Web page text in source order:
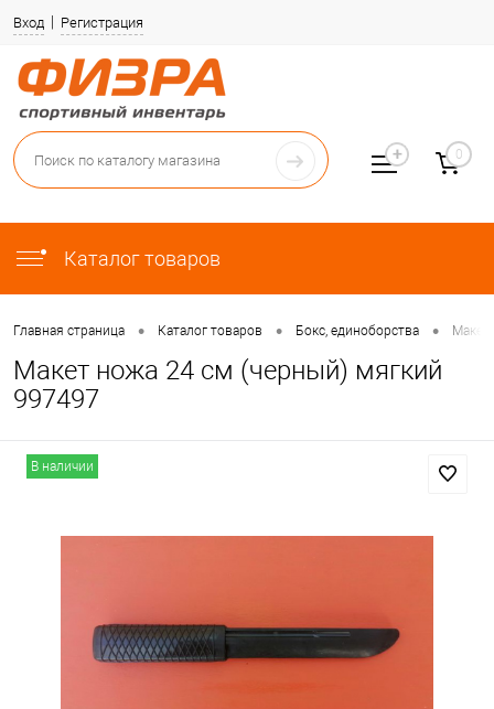
Вход Регистрация
Каталог товаров
0
Главная страница • Каталог товаров • Бокс, единоборства •
Макет ножа 24 см (черный) мягкий
997497
В наличии